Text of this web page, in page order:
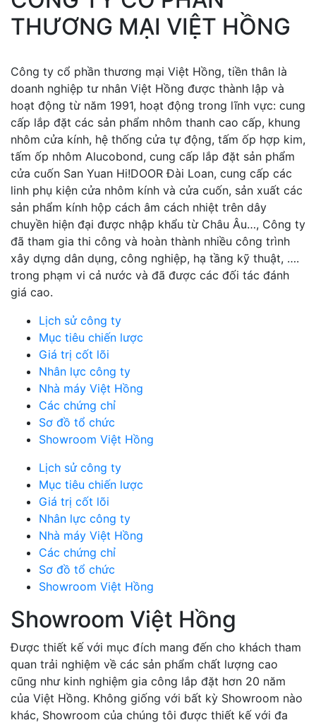
THƯƠNG MẠI VIỆT HỒNG
Công ty cổ phần thương mại Việt Hồng, tiền thân là
doanh nghiệp tư nhân Việt Hồng được thành lập và
hoạt động từ năm 1991, hoạt động trong lĩnh vực: cung
cấp lắp đặt các sản phẩm nhôm thanh cao cấp, khung
nhôm cửa kính, hệ thống cửa tự động, tấm ốp hợp kim,
tấm ốp nhôm Alucobond, cung cấp lắp đặt sản phẩm
cửa cuốn San Yuan Hi!DOOR Đài Loan, cung cấp các
linh phụ kiện cửa nhôm kính và cửa cuốn, sản xuất các
sản phẩm kính hộp cách âm cách nhiệt trên dây
chuyền hiện đại được nhập khẩu từ Châu Âu…, Công ty
đã tham gia thi công và hoàn thành nhiều công trình
xây dựng dân dụng, công nghiệp, hạ tầng kỹ thuật, ….
trong phạm vi cả nước và đã được các đối tác đánh
giá cao.
Lịch sử công ty
Mục tiêu chiến lược
Giá trị cốt lõi
Nhân lực công ty
Nhà máy Việt Hồng
Các chứng chỉ
Sơ đồ tổ chức
Showroom Việt Hồng
Lịch sử công ty
Mục tiêu chiến lược
Giá trị cốt lõi
Nhân lực công ty
Nhà máy Việt Hồng
Các chứng chỉ
Sơ đồ tổ chức
Showroom Việt Hồng
Showroom Việt Hồng
Được thiết kế với mục đích mang đến cho khách tham
quan trải nghiệm về các sản phẩm chất lượng cao
cũng như kinh nghiệm gia công lắp đặt hơn 20 năm
của Việt Hồng. Không giống với bất kỳ Showroom nào
khác, Showroom của chúng tôi được thiết kế với đa